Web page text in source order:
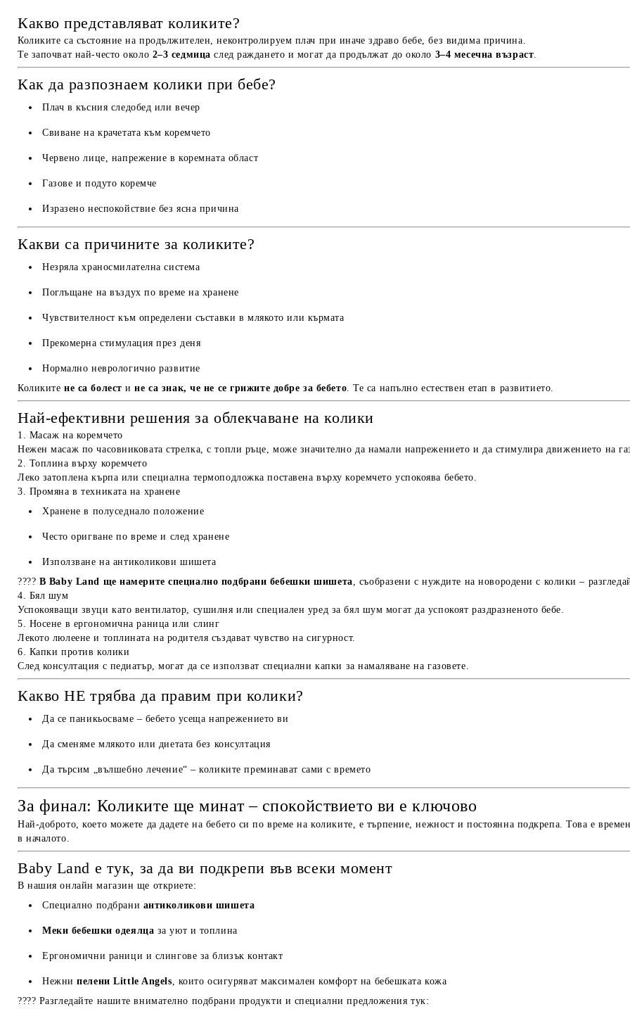
Какво представляват коликите?
Коликите са състояние на продължителен, неконтролируем плач при иначе здраво бебе, без видима причина.
Те започват най-често около 2–3 седмица след раждането и могат да продължат до около 3–4 месечна възраст.
Как да разпознаем колики при бебе?
Плач в късния следобед или вечер
Свиване на крачетата към коремчето
Червено лице, напрежение в коремната област
Газове и подуто коремче
Изразено неспокойствие без ясна причина
Какви са причините за коликите?
Незряла храносмилателна система
Поглъщане на въздух по време на хранене
Чувствителност към определени съставки в млякото или кърмата
Прекомерна стимулация през деня
Нормално неврологично развитие
Коликитене са болест ине са знак, че не се грижите добре за бебето. Те са напълно естествен етап в развитието.
Най-ефективни решения за облекчаване на колики
1. Масаж на коремчето
Нежен масаж по часовниковата стрелка, с топли ръце, може значително да намали напрежението и да стимулира движението на
2. Топлина върху коремчето
Леко затоплена кърпа или специална термоподложка поставена върху коремчето успокоява бебето.
3. Промяна в техниката на хранене
Хранене в полуседнало положение
Често оригване по време и след хранене
Използване на антиколикови шишета
???? В Baby Land ще намерите специално подбрани бебешки шишета, съобразени с нуждите на новородени с колики –
4. Бял шум
Успокояващи звуци като вентилатор, сушилня или специален уред за бял шум могат да успокоят раздразненото бебе.
5. Носене в ергономична раница или слинг
Лекото люлеене и топлината на родителя създават чувство на сигурност.
6. Капки против колики
След консултация с педиатър, могат да се използват специални капки за намаляване на газовете.
Какво НЕ трябва да правим при колики?
Да се паникьосваме – бебето усеща напрежението ви
Да сменяме млякото или диетата без консултация
Да търсим „вълшебно лечение“ – коликите преминават сами с времето
За финал: Коликите ще минат – спокойствието ви е ключово
Най-доброто, което можете да дадете на бебето си по време на коликите, е търпение, нежност и постоянна подкрепа. Това е
в началото.
Baby Land е тук, за да ви подкрепи във всеки момент
В нашия онлайн магазин ще откриете:
Специално подбрани антиколикови шишета
Меки бебешки одеялца за уют и топлина
Ергономични раници и слингове за близък контакт
Нежнипелени Little Angels, които осигуряват максимален комфорт на бебешката кожа
???? Разгледайте нашите внимателно подбрани продукти и специални предложения тук: